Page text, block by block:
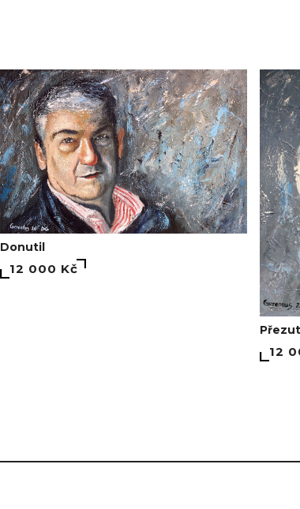
Donutil
12 000 Kč
12